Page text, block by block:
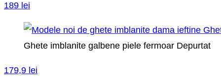
189 lei
Ghete imblanite galbene piele fermoar Depurtat
179,9 lei